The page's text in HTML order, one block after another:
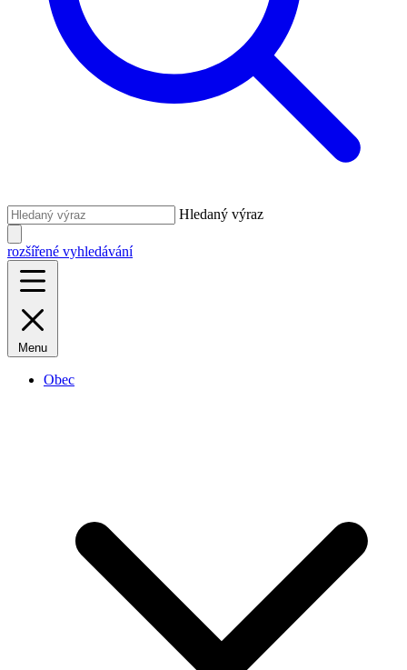
Hledaný výraz
rozšířené vyhledávání
Menu
Obec